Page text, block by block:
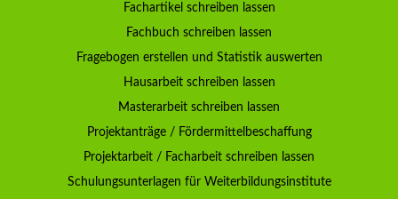
Fachartikel schreiben lassen
Fachbuch schreiben lassen
Fragebogen erstellen und Statistik auswerten
Hausarbeit schreiben lassen
Masterarbeit schreiben lassen
Projektanträge / Fördermittelbeschaffung
Projektarbeit / Facharbeit schreiben lassen
Schulungsunterlagen für Weiterbildungsinstitute